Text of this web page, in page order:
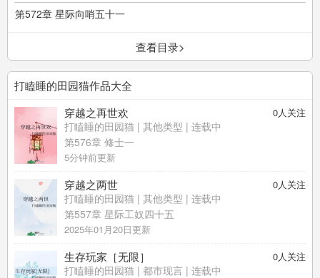
第572章 星际向哨五十一
查看目录>
打瞌睡的田园猫作品大全
0人关注
穿越之再世欢
打瞌睡的田园猫 | 其他类型 | 连载中
第576章 修士一
5分钟前更新
0人关注
穿越之两世
打瞌睡的田园猫 | 其他类型 | 连载中
第557章 星际工奴四十五
2025年01月20日更新
0人关注
生存玩家［无限］
打瞌睡的田园猫 | 都市现言 | 连载中